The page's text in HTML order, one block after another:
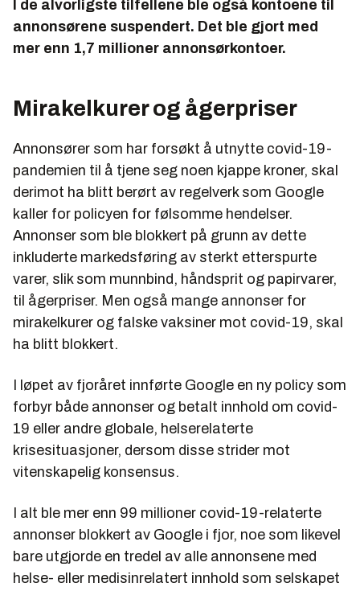
I de alvorligste tilfellene ble også kontoene til
annonsørene suspendert. Det ble gjort med
mer enn 1,7 millioner annonsørkontoer.
Mirakelkurer og ågerpriser
Annonsører som har forsøkt å utnytte covid-19-
pandemien til å tjene seg noen kjappe kroner, skal
derimot ha blitt berørt av regelverk som Google
kaller for policyen for følsomme hendelser.
Annonser som ble blokkert på grunn av dette
inkluderte markedsføring av sterkt etterspurte
varer, slik som munnbind, håndsprit og papirvarer,
til ågerpriser. Men også mange annonser for
mirakelkurer og falske vaksiner mot covid-19, skal
ha blitt blokkert.
I løpet av fjoråret innførte Google en ny policy som
forbyr både annonser og betalt innhold om covid-
19 eller andre globale, helserelaterte
krisesituasjoner, dersom disse strider mot
vitenskapelig konsensus.
I alt ble mer enn 99 millioner covid-19-relaterte
annonser blokkert av Google i fjor, noe som likevel
bare utgjorde en tredel av alle annonsene med
helse- eller medisinrelatert innhold som selskapet